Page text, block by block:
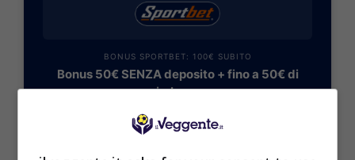
BONUS SPORTBET: 100€ SUBITO
Bonus 50€ SENZA deposito + fino a 50€ di
rimborso
Bonus 50€ senza deposito sport + fino a 50€ di
bonus rimborso sul primo deposito